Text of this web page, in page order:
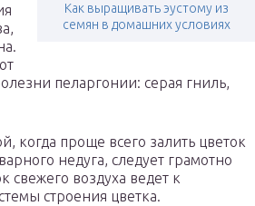
Как выращивать эустому из
семян в домашних условиях
пеларгонии: серая гниль,
когда проще всего залить цветок
недуга, следует грамотно
свежего воздуха ведет к
строения цветка.